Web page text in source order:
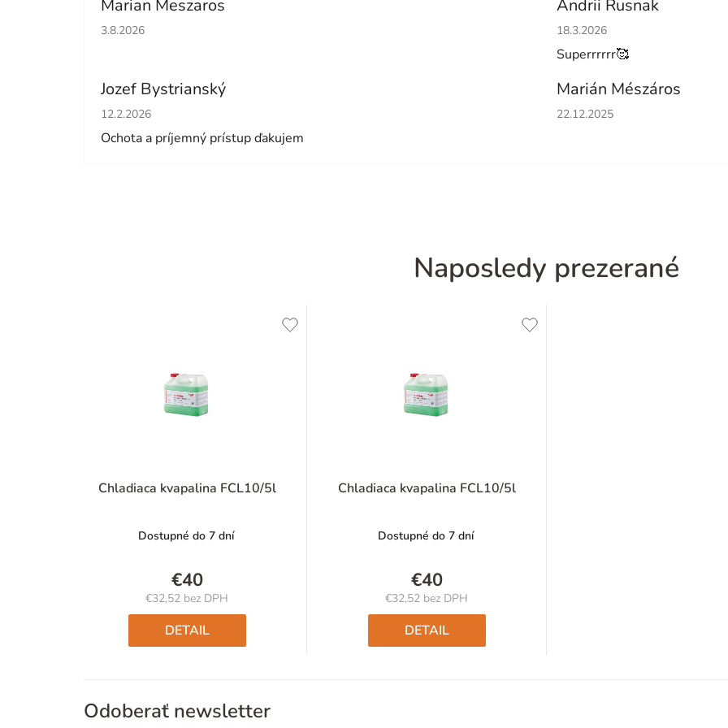
Marian Meszaros
Hodnotenie obchodu je 5 z 5 hviezdičiek.
3.8.2026
Andrii Rusnak
Hodnotenie obchodu je 5 z 5
18.3.2026
Superrrrrr🥰
Jozef Bystrianský
Hodnotenie obchodu je 5 z 5 hviezdičiek.
12.2.2026
Ochota a príjemný prístup ďakujem
Marián Mészáros
Hodnotenie obchodu je 5 z 5
22.12.2025
Naposledy prezerané
Chladiaca kvapalina FCL10/5l
Dostupné do 7 dní
€40
€32,52 bez DPH
Jednotková
cena:
DETAIL
Chladiaca kvapalina FCL10/5l
Dostupné do 7 dní
€40
€32,52 bez DPH
Jednotková
cena:
DETAIL
Odoberať newsletter